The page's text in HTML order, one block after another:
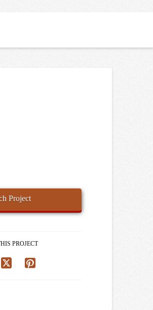
Project
PROJECT